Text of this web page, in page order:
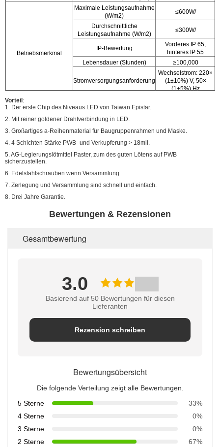
Betriebsmerkmal
Maximale Leistungsaufnahme
(W/m2)
≤600W/
Durchschnittliche
Leistungsaufnahme (W/m2)
≤300W/
IP-Bewertung
Vorderes IP 65,
hinteres IP 55
Lebensdauer (Stunden)
≥100,000
Stromversorgungsanforderung
Wechselstrom: 220×
(1±10%) V, 50×
(1±5%) Hz
Vorteil :
1. Der erste Chip des Niveaus LED von Taiwan Epistar.
2. Mit reiner goldener Drahtverbindung in LED.
3. Großartiges a-Reihenmaterial für Baugruppenrahmen und Maske.
4. 4 Schichten Stärke PWB- und Verkupferung > 18mil.
5. AG-Legierungslötmittel Paster, zum des guten Lötens auf PWB
sicherzustellen.
6. Edelstahlschrauben wenn Versammlung.
7. Zerlegung und Versammlung sind schnell und einfach.
8. Drei Jahre Garantie.
Bewertungen & Rezensionen
Gesamtbewertung
3.0
Basierend auf 50 Bewertungen für diesen
Lieferanten
Rezension schreiben
Bewertungsübersicht
Die folgende Verteilung zeigt alle Bewertungen.
5 Sterne
33%
4 Sterne
0%
3 Sterne
0%
2 Sterne
67%